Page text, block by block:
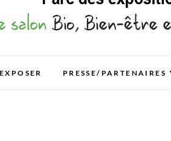
HABITAT SAIN
EXPOSER PRESSE/PARTENAIRES